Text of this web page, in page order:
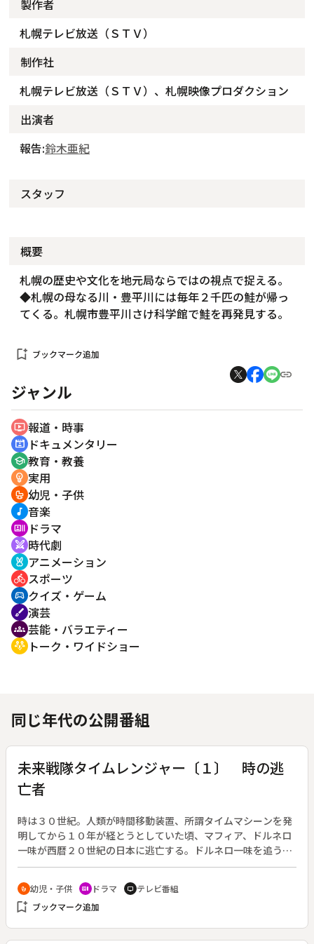
製作者
札幌テレビ放送（ＳＴＶ）
制作社
札幌テレビ放送（ＳＴＶ）、札幌映像プロダクション
出演者
報告:鈴木亜紀
スタッフ
概要
札幌の歴史や文化を地元局ならではの視点で捉える。
◆札幌の母なる川・豊平川には毎年２千匹の鮭が帰っ
てくる。札幌市豊平川さけ科学館で鮭を再発見する。
bookmark_add ブックマーク追加
ジャンル
ondemand_video 報道・時事
cinematic_blur ドキュメンタリー
school 教育・教養
emoji_objects 実用
crib 幼児・子供
music_note 音楽
recent_actors ドラマ
swords 時代劇
cruelty_free アニメーション
directions_bike スポーツ
sports_esports クイズ・ゲーム
brush 演芸
groups 芸能・バラエティー
adaptive_audio_mic トーク・ワイドショー
同じ年代の公開番組
未来戦隊タイムレンジャー〔１〕 時の逃
亡者
時は３０世紀。人類が時間移動装置、所謂タイムマシーンを発
明してから１０年が経とうとしていた頃、マフィア、ドルネロ
一味が西暦２０世紀の日本に逃亡する。ドルネロ一味を追う４
人の新人レンジャー隊員達は、偶然出会った青年とともに未来
戦隊タイムレンジャーとなって凶悪犯たちと戦う。スーパー戦
隊シリーズ第２４作。（２０００年２月１３日～２００１年２
月１１日放送、全５１回）◆第１回。西暦３０００年。不法な
れていた。同じ頃、悪名高きマフィアのボス・ドルネオが脱獄
crib 幼児・子供 recent_actors ドラマ tv テレビ番組
bookmark_add ブックマーク追加